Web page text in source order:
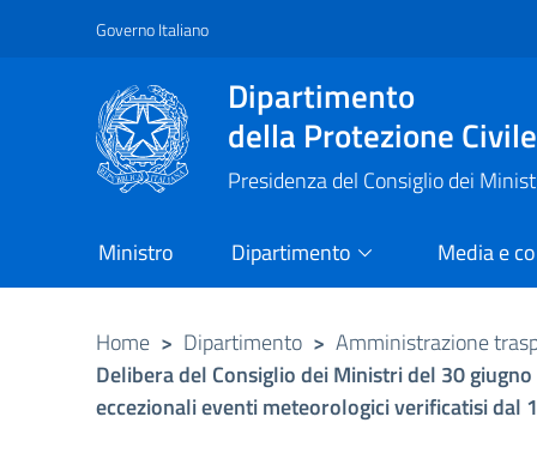
Vai al contenuto principale
Raggiungi il piè di pagina
Governo Italiano
Dipartimento
della Protezione Civile
Presidenza del Consiglio dei
Ministro Dipartimento Media e
Home > Dipartimento > Amministrazione
Delibera del Consiglio dei Ministri del 30
eccezionali eventi meteorologici verificatisi dal